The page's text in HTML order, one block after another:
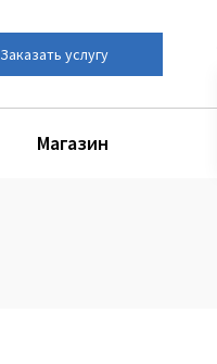
Заказать услугу
Магазин